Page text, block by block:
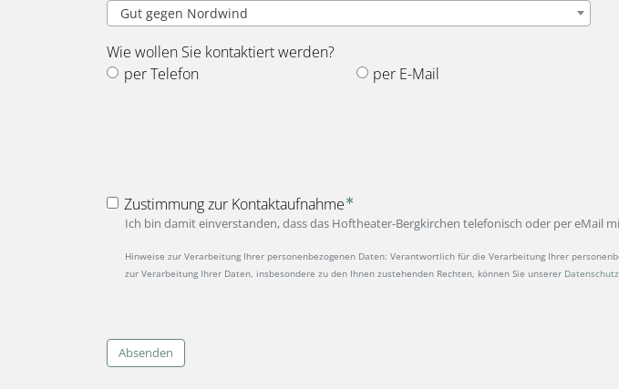
Gut gegen Nordwind
Wie wollen Sie kontaktiert werden?
per Telefon
per E-Mail
Zustimmung zur Kontaktaufnahme
Ich bin damit einverstanden, dass das Hoftheater-Bergkirchen telefonisch oder per eMail
Hinweise zur Verarbeitung Ihrer personenbezogenen Daten: Verantwortlich für die Verarbeitung Ihrer
zur Verarbeitung Ihrer Daten, insbesondere zu den Ihnen zustehenden Rechten, können Sie unserer
Absenden